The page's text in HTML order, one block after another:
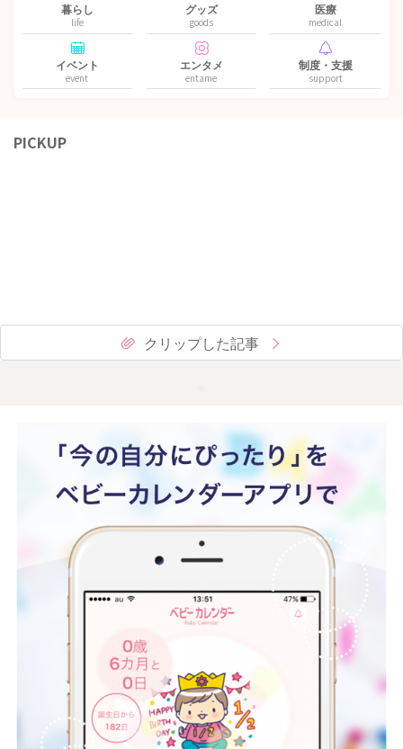
暮らし
life
グッズ
goods
医療
medical
イベント
event
エンタメ
entame
制度・支援
support
PICKUP
クリップした記事